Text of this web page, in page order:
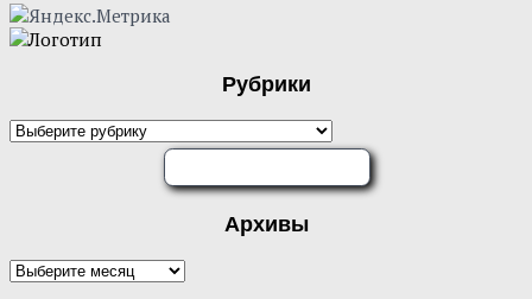
Рубрики
Рубрики
Архивы
Архивы